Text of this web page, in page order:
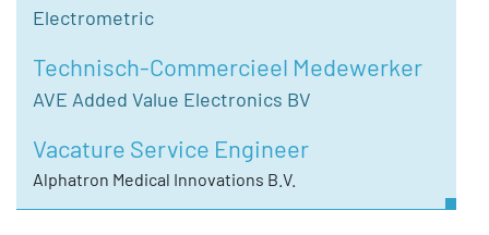
Electrometric
Technisch-Commercieel Medewerker
AVE Added Value Electronics BV
Vacature Service Engineer
Alphatron Medical Innovations B.V.